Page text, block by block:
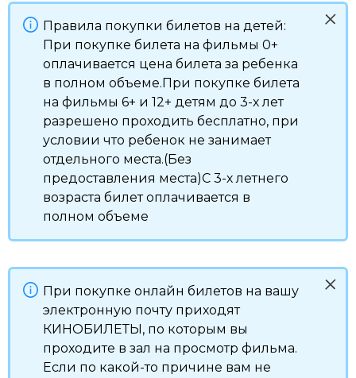
Правила покупки билетов на детей:
При покупке билета на фильмы 0+
оплачивается цена билета за ребенка
в полном объеме.При покупке билета
на фильмы 6+ и 12+ детям до 3-х лет
разрешено проходить бесплатно, при
условии что ребенок не занимает
отдельного места.(Без
предоставления места)С 3-х летнего
возраста билет оплачивается в
полном объеме
При покупке онлайн билетов на вашу
электронную почту приходят
КИНОБИЛЕТЫ, по которым вы
проходите в зал на просмотр фильма.
Если по какой-то причине вам не